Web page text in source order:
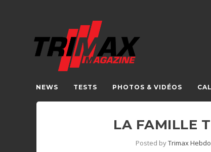
NEWS TESTS PHOTOS & VIDÉOS
LA FAMILLE
Posted byTrimax Hebdo